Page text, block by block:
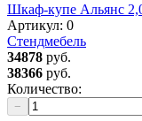
Шкаф-купе Альянс
Артикул: 0
Стендмебель
34878 руб.
38366 руб.
Количество:
−